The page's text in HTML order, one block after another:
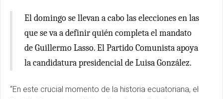
El domingo se llevan a cabo las elecciones en las
que se va a definir quién completa el mandato
de Guillermo Lasso. El Partido Comunista apoya
la candidatura presidencial de Luisa González.
“En este crucial momento de la historia ecuatoriana, el